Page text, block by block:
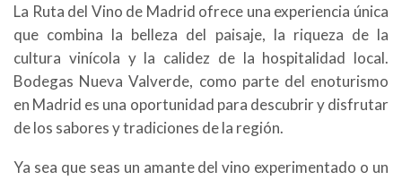
La Ruta del Vino de Madrid ofrece una experiencia única
que combina la belleza del paisaje, la riqueza de la
cultura vinícola y la calidez de la hospitalidad local.
Bodegas Nueva Valverde, como parte del enoturismo
en Madrid es una oportunidad para descubrir y disfrutar
de los sabores y tradiciones de la región.
Ya sea que seas un amante del vino experimentado o un